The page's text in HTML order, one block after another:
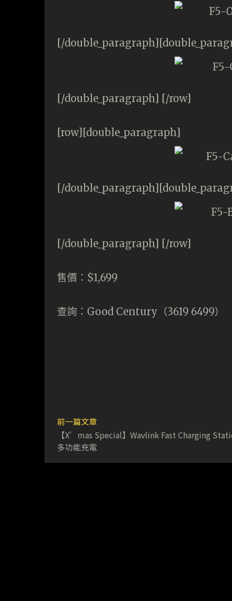
[/
[/double_paragraph] [/row]
[row][double_paragraph]
[/
[/double_paragraph] [/row]
售價：$1,699
查詢：Good Century（3619 6499）
前一篇文章
【X’mas Special】Wavlink Fast Charging
多功能充電